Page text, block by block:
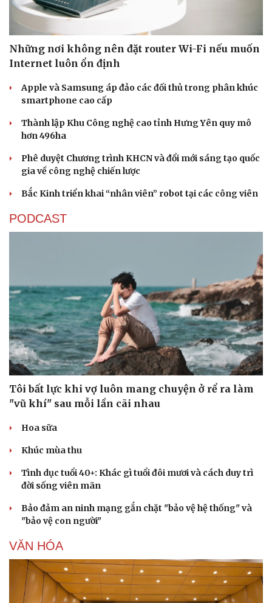
Những nơi không nên đặt router Wi-Fi nếu muốn
Internet luôn ổn định
Apple và Samsung áp đảo các đối thủ trong phân khúc
smartphone cao cấp
Thành lập Khu Công nghệ cao tỉnh Hưng Yên quy mô
hơn 496ha
Phê duyệt Chương trình KHCN và đổi mới sáng tạo quốc
gia về công nghệ chiến lược
Bắc Kinh triển khai “nhân viên” robot tại các công viên
PODCAST
Tôi bất lực khi vợ luôn mang chuyện ở rể ra làm
"vũ khí" sau mỗi lần cãi nhau
Hoa sữa
Khúc mùa thu
Tình dục tuổi 40+: Khác gì tuổi đôi mươi và cách duy trì
đời sống viên mãn
Bảo đảm an ninh mạng gắn chặt "bảo vệ hệ thống" và
"bảo vệ con người"
VĂN HÓA